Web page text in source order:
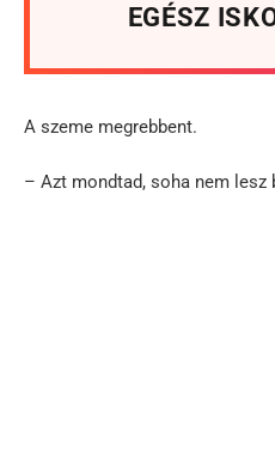
EGÉSZ
A szeme megrebbent.
– Azt mondtad, soha nem lesz